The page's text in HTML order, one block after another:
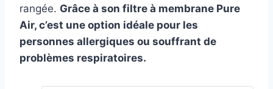
rangée. Grâce à son filtre à membrane Pure
Air, c’est une option idéale pour les
personnes allergiques ou souffrant de
problèmes respiratoires.